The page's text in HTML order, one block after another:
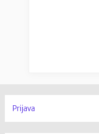
Prijava